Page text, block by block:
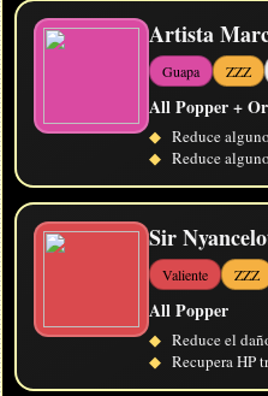
Artista
Guapa ZZZ
All Popper +
◆ Reduce
◆ Reduce
Sir
Valiente ZZZ
All Popper
◆ Reduce el
◆ Recupera HP